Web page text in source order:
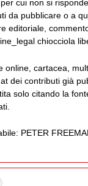
cui non si
da pubblicare o a
editoriale,
chiocciola
online, cartacea,
dei contributi già
solo citando la
PETER